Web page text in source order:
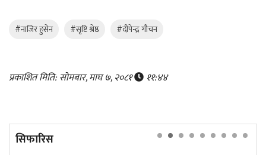
#नाजिर हुसेन #सृष्टि श्रेष्ठ #दीपेन्द्र गौचन
प्रकाशित मिति: सोमबार, माघ ७, २०८१ ११:४४
सिफारिस